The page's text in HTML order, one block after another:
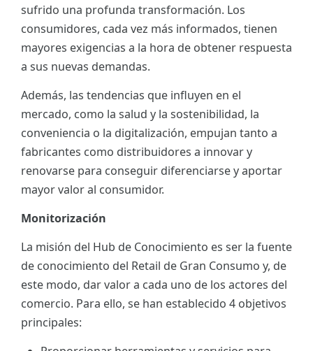
sufrido una profunda transformación. Los
consumidores, cada vez más informados, tienen
mayores exigencias a la hora de obtener respuesta
a sus nuevas demandas.
Además, las tendencias que influyen en el
mercado, como la salud y la sostenibilidad, la
conveniencia o la digitalización, empujan tanto a
fabricantes como distribuidores a innovar y
renovarse para conseguir diferenciarse y aportar
mayor valor al consumidor.
Monitorización
La misión del Hub de Conocimiento es ser la fuente
de conocimiento del Retail de Gran Consumo y, de
este modo, dar valor a cada uno de los actores del
comercio. Para ello, se han establecido 4 objetivos
principales: